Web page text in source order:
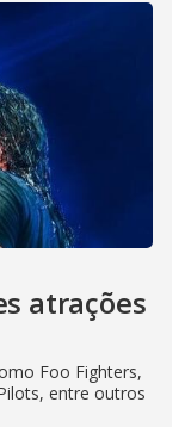
atrações
Foo Fighters,
entre outros